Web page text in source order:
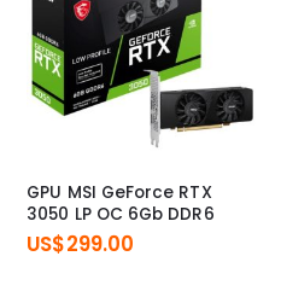
GPU MSI GeForce RTX
3050 LP OC 6Gb DDR6
US$299.00